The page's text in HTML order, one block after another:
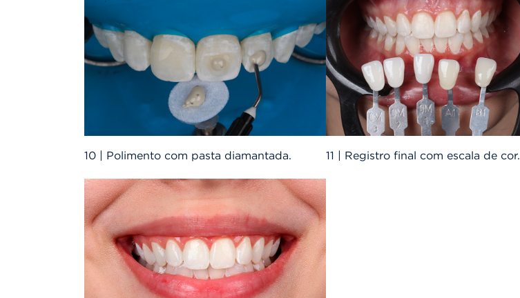
10 | Polimento com pasta diamantada. 11 | Registro final com escala de cor.